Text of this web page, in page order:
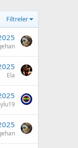
Filtreler
Ela